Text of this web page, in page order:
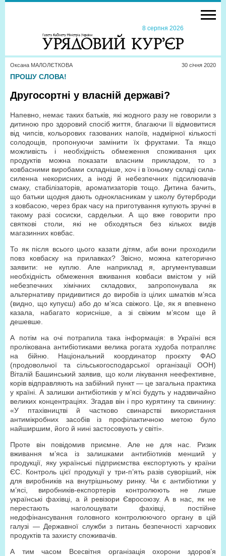
8 серпня 2026
Оксана МАЛОЛЄТКОВА 30 сiчня 2020
ПРОШУ СЛОВА!
Другосортні у власній державі?
Напевно, немає таких батьків, які жодного разу не говорили з
дитиною про здоровий спосіб життя, благаючи її відмовитися
від чипсів, кольорових газованих напоїв, надмірної кількості
солодощів, пропонуючи замінити їх фруктами. Та якщо
можливість і необхідність обмеження споживання цих
продуктів можна показати власним прикладом, то з
ковбасними виробами складніше, хоч і в їхньому складі сила-
силенна некорисних, а іноді й небезпечних підсилювачів
смаку, стабілізаторів, ароматизаторів тощо. Дитина бачить,
що батьки щодня дають однокласникам у школу бутерброди
з ковбасою, через брак часу на приготування купують зручні в
такому разі сосиски, сардельки. А що вже говорити про
святкові столи, які не обходяться без кількох видів
магазинних ковбас.
То як після всього цього казати дітям, аби вони проходили
повз ковбаску на прилавках? Звісно, можна категорично
заявити: не куплю. Але наприклад я, аргументувавши
необхідність обмеження вживання ковбаси вмістом у ній
небезпечних хімічних складових, запропонувала як
альтернативу придивитися до виробів із цілих шматків м’яса
(видно, що купуєш) або до м’яса свіжого. Це, як я впевнено
казала, набагато корисніше, а зі свіжим м’ясом ще й
дешевше.
А потім на очі потрапила така інформація: в Україні вся
пролікована антибіотиками велика рогата худоба потрапляє
на бійню. Національний координатор проєкту ФАО
(продовольчої та сільськогосподарської організації ООН)
Віталій Башинський заявив, що коли лікування неефективне,
корів відправляють на забійний пункт — це загальна практика
у країні. А залишки антибіотиків у м’ясі будуть у надзвичайно
великих концентраціях. Згадав він і про курятину та свинину:
«У птахівництві й частково свинарстві використання
антимікробних засобів із профілактичною метою було
найширшим, його й нині застосовують у світі».
Проте він повідомив приємне. Але не для нас. Ризик
вживання м’яса із залишками антибіотиків менший у
продукції, яку українські підприємства експортують у країни
ЄС. Контроль цієї продукції у три-п’ять разів суворіший, ніж
для виробників на внутрішньому ринку. Чи є антибіотики у
м’ясі, виробників-експортерів контролюють не лише
українські фахівці, а й ревізори Євросоюзу. А в нас, як не
перестають наголошувати фахівці, постійне
недофінансування головного контролюючого органу в цій
галузі — Державної служби з питань безпечності харчових
продуктів та захисту споживачів.
А тим часом Всесвітня організація охорони здоров’я